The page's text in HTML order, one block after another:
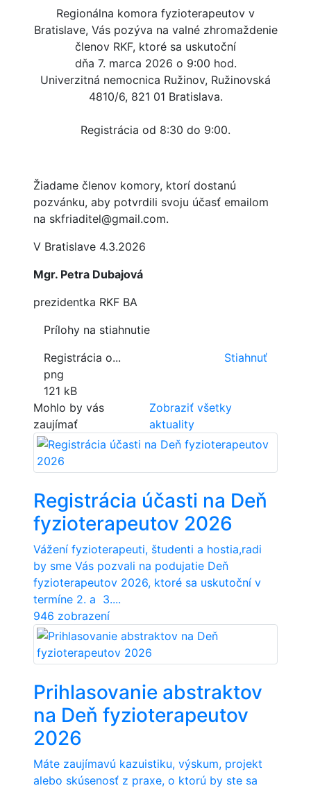
Regionálna komora fyzioterapeutov v
Bratislave, Vás pozýva na valné zhromaždenie
členov RKF, ktoré sa uskutoční
dňa 7. marca 2026 o 9:00 hod.
Univerzitná nemocnica Ružinov, Ružinovská
4810/6, 821 01 Bratislava.
Registrácia od 8:30 do 9:00.
Žiadame členov komory, ktorí dostanú
pozvánku, aby potvrdili svoju účasť emailom
na skfriaditel@gmail.com.
V Bratislave 4.3.2026
Mgr. Petra Dubajová
prezidentka RKF BA
Prílohy na stiahnutie
Registrácia o...
Stiahnuť
png
121 kB
Mohlo by vás
zaujímať
Zobraziť všetky
aktuality
Registrácia účasti na Deň
fyzioterapeutov 2026
Vážení fyzioterapeuti, študenti a hostia,radi
by sme Vás pozvali na podujatie Deň
fyzioterapeutov 2026, ktoré sa uskutoční v
termíne 2. a 3....
946 zobrazení
Prihlasovanie abstraktov
na Deň fyzioterapeutov
2026
Máte zaujímavú kazuistiku, výskum, projekt
alebo skúsenosť z praxe, o ktorú by ste sa